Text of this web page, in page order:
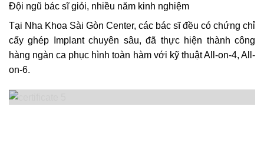
Đội ngũ bác sĩ giỏi, nhiều năm kinh nghiệm
Tại Nha Khoa Sài Gòn Center, các bác sĩ đều có chứng chỉ
cấy ghép Implant chuyên sâu, đã thực hiện thành công
hàng ngàn ca phục hình toàn hàm với kỹ thuật All-on-4, All-
on-6.